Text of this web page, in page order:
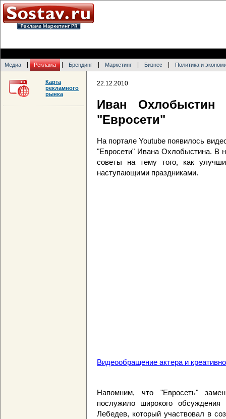
Медиа Реклама Брендинг Маркетинг Бизнес Политика и
22.12.2010
Иван Охлобыстин
"Евросети"
На портале Youtube появилось
"Евросети" Ивана Охлобыстина. В
советы на тему того, как
наступающими праздниками.
Видеообращение актера и
Напомним, что "Евросеть"
послужило широкого
Лебедев, который участвовал в
Карта
рекламного
рынка